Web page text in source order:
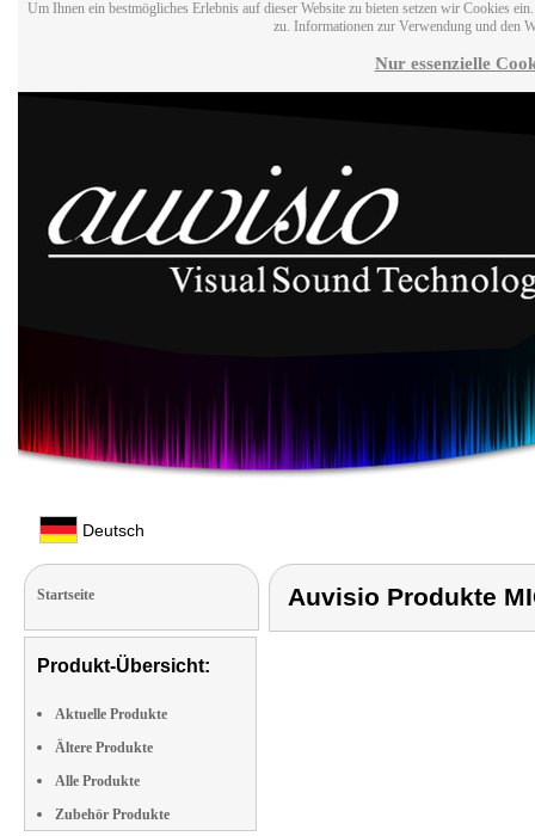
Um Ihnen ein bestmögliches Erlebnis auf dieser Website zu bieten setzen wir Cookies
zu. Informationen zur Verwendung und den
Nur essenzielle
Deutsch
Startseite
Produkt-Übersicht:
Aktuelle Produkte
Ältere Produkte
Alle Produkte
Zubehör Produkte
Auvisio Produkte